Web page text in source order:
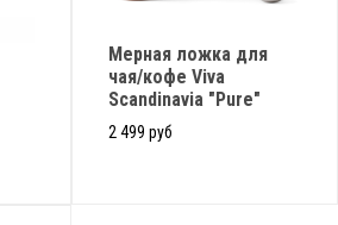
Мерная ложка для
чая/кофе Viva
Scandinavia "Pure"
2 499 руб